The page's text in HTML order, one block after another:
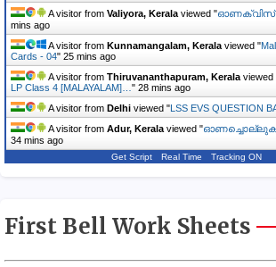
A visitor from Valiyora, Kerala viewed "ഓണക്വിസ് |
mins ago
A visitor from Kunnamangalam, Kerala viewed "
Cards - 04" 26 mins ago
A visitor from Thiruvananthapuram, Kerala viewed
LP Class 4 [MALAYALAM]… " 28 mins ago
A visitor from Delhi viewed " LSS EVS QUESTION
A visitor from Adur, Kerala viewed "ഓണച്ചൊല്ലുകള്‍
34 mins ago
Get Script Real Time Tracking ON
First Bell Work Sheets